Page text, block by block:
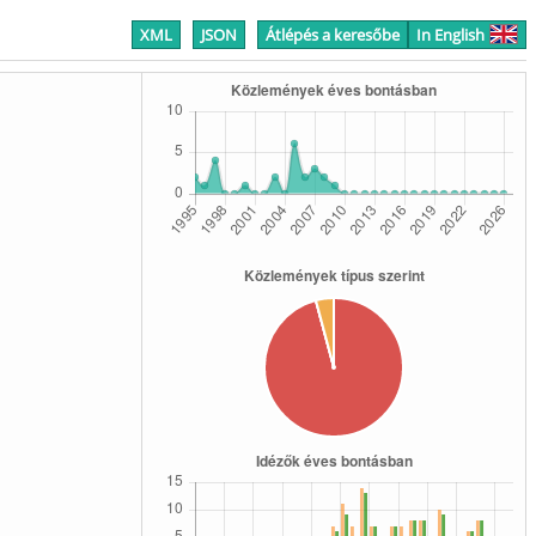
XML JSON Átlépés a keresőbe In English